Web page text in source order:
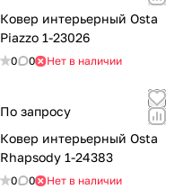
Ковер интерьерный Osta
Piazzo 1-23026
0 0 Нет в наличии
По запросу
Ковер интерьерный Osta
Rhapsody 1-24383
0 0 Нет в наличии